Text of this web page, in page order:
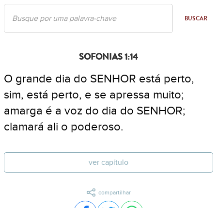
BUSCAR
SOFONIAS 1:14
O grande dia do SENHOR está perto,
sim, está perto, e se apressa muito;
amarga é a voz do dia do SENHOR;
clamará ali o poderoso.
ver capítulo
compartilhar